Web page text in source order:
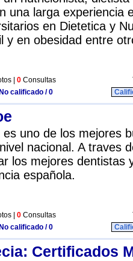
una larga experiencia
en Dietetica y
y en obesidad entre
| 0 Consultas
No calificado / 0
uno de los mejores
nacional. A traves
los mejores dentistas
española.
| 0 Consultas
No calificado / 0
Certificados